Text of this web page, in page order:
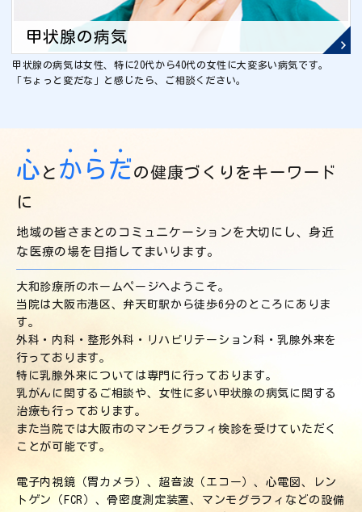
甲状腺の病気
甲状腺の病気は女性、特に20代から40代の女性に大変多い病気です。
「ちょっと変だな」と感じたら、ご相談ください。
心
・
と か
・
ら
・
だ
・
の健康づくりをキーワード
に
地域の皆さまとのコミュニケーションを大切にし、身近
な医療の場を 目指してまいります。
大和診療所のホームページへようこそ。
当院は大阪市港区、弁天町駅から徒歩6分のところにありま
す。
外科・内科・整形外科・リハビリテーション科・乳腺外来を
行っております。
特に乳腺外来については専門に行っております。
乳がんに関するご相談や、女性に多い甲状腺の病気に関する
治療も行っております。
また当院では大阪市のマンモグラフィ検診を受けていただく
ことが可能です。
電子内視鏡（胃カメラ）、超音波（エコー）、心電図、レン
トゲン（FCR）、骨密度測定装置、マンモグラフィなどの設備